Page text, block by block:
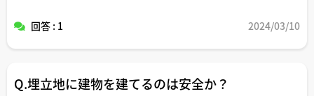
回答 : 1 2024/03/10
Q.埋立地に建物を建てるのは安全か？